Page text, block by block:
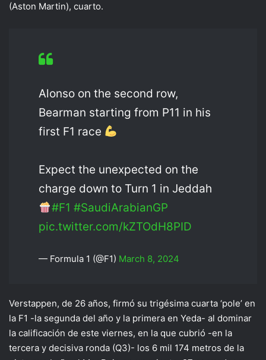
(Aston Martin), cuarto.
Alonso on the second row,
Bearman starting from P11 in his
first F1 race
Expect the unexpected on the
charge down to Turn 1 in Jeddah
#F1 #SaudiArabianGP
pic.twitter.com/kZTOdH8PID
— Formula 1 (@F1) March 8, 2024
Verstappen, de 26 años, firmó su trigésima cuarta ‘pole’ en
la F1 -la segunda del año y la primera en Yeda- al dominar
la calificación de este viernes, en la que cubrió -en la
tercera y decisiva ronda (Q3)- los 6 mil 174 metros de la